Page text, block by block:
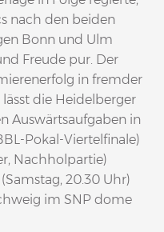
nach den beiden
Bonn und Ulm
Freude pur. Der
in fremder
die Heidelberger
Auswärtsaufgaben in
Pokal-Viertelfinale)
Nachholpartie)
20.30 Uhr)
im SNP dome